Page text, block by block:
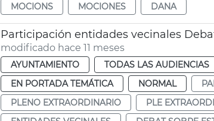
MOCIONS
MOCIONES DANA
Participación entidades vecinales
modificado hace 11 meses
AYUNTAMIENTO TODAS LAS AUDIENCIAS
EN PORTADA TEMÁTICA
NORMAL
PLENO EXTRAORDINARIO
PLE